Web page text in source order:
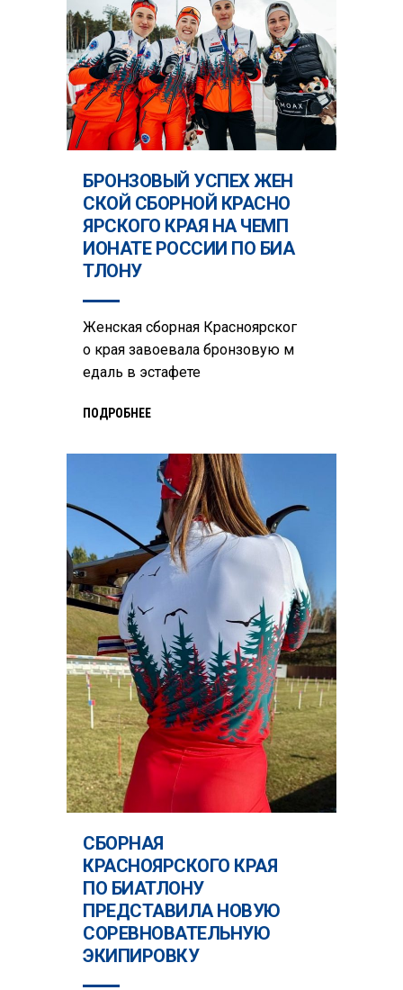
БРОНЗОВЫЙ УСПЕХ ЖЕН
СКОЙ СБОРНОЙ КРАСНО
ЯРСКОГО КРАЯ НА ЧЕМП
ИОНАТЕ РОССИИ ПО БИА
ТЛОНУ
Женская сборная Красноярског
о края завоевала бронзовую м
едаль в эстафете
ПОДРОБНЕЕ
СБОРНАЯ
КРАСНОЯРСКОГО КРАЯ
ПО БИАТЛОНУ
ПРЕДСТАВИЛА НОВУЮ
СОРЕВНОВАТЕЛЬНУЮ
ЭКИПИРОВКУ